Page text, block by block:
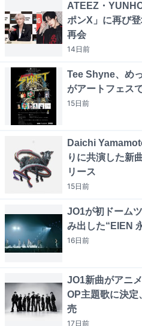
ATEEZ・
ポンX」に再び
再会
14日前
Tee Shyne、め
がアートフェス
15日前
Daichi
りに共演した新
リース
15日前
JO1が初ドーム
み出した“EIEN
16日前
JO1新曲がアニ
OP主題歌に決定
売
17日前